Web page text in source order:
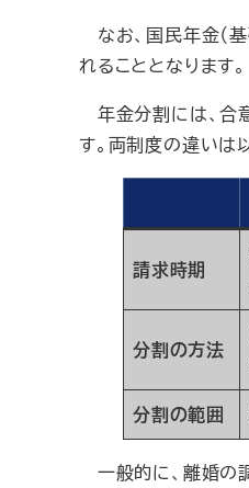
なお、国民年金（
れることとなります
年金分割には、合
す。両制度の違いは
請求時期
分割の方法
分割の範囲
一般的に、離婚の